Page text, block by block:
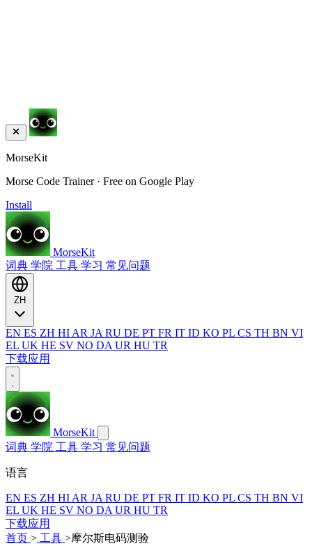
MorseKit
Morse Code Trainer · Free on Google Play
Install
MorseKit
词典 学院 工具 学习 常见问题
EN ES ZH HI AR JA RU DE PT FR IT ID KO PL CS TH BN VI
EL UK HE SV NO DA UR HU TR
下载应用
MorseKit
词典 学院 工具 学习 常见问题
语言
EN ES ZH HI AR JA RU DE PT FR IT ID KO PL CS TH BN VI
EL UK HE SV NO DA UR HU TR
下载应用
首页 > 工具 >摩尔斯电码测验